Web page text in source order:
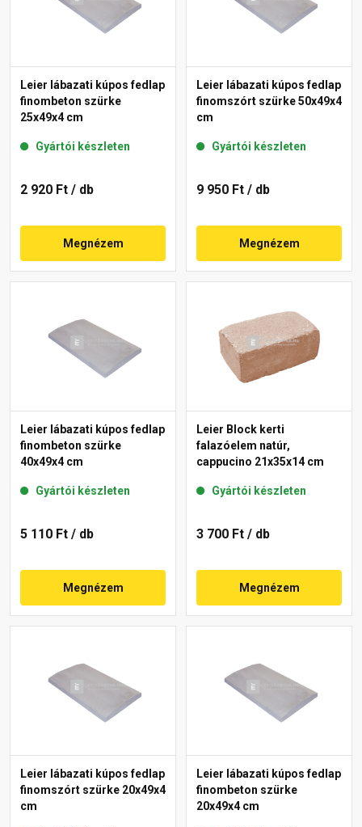
Leier lábazati kúpos fedlap
finombeton szürke
25x49x4 cm
Gyártói készleten
2 920 Ft / db
Megnézem
Leier lábazati kúpos fedlap
finomszórt szürke 50x49x4
cm
Gyártói készleten
9 950 Ft / db
Megnézem
Leier lábazati kúpos fedlap
finombeton szürke
40x49x4 cm
Gyártói készleten
5 110 Ft / db
Megnézem
Leier Block kerti
falazóelem natúr,
cappucino 21x35x14 cm
Gyártói készleten
3 700 Ft / db
Megnézem
Leier lábazati kúpos fedlap
finomszórt szürke 20x49x4
cm
Leier lábazati kúpos fedlap
finombeton szürke
20x49x4 cm